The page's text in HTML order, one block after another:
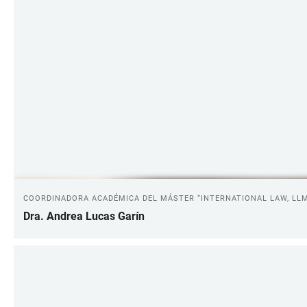
COORDINADORA ACADÉMICA DEL MÁSTER “INTERNATIONAL LAW,
Dra. Andrea Lucas Garín